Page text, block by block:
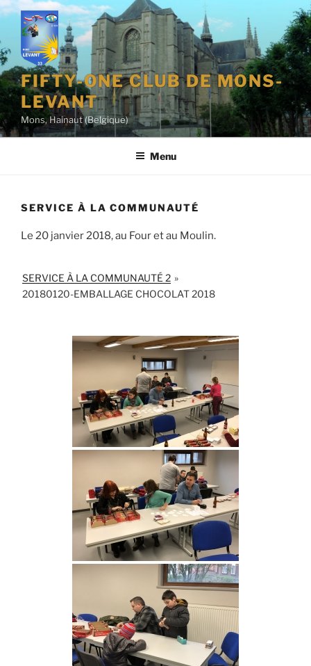
Aller
contenu
principal
FIFTY-ONE CLUB DE MONS-
LEVANT
Mons, Hainaut (Belgique)
Menu
SERVICE À LA COMMUNAUTÉ
Le 20 janvier 2018, au Four et au Moulin.
SERVICE À LA COMMUNAUTÉ 2 »
20180120-EMBALLAGE CHOCOLAT 2018